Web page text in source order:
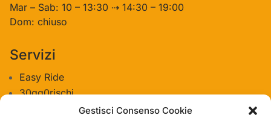
Gestisci Consenso Cookie
Mar – Sab: 10 – 13:30 ⇢ 14:30 – 19:00
Dom: chiuso
Servizi
Easy Ride
30gg0rischi
Servizi Officina